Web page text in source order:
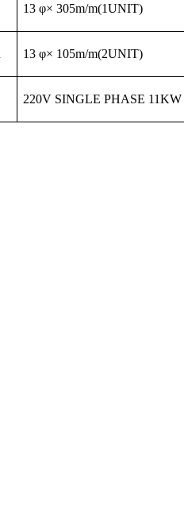
13φ× 305m/m(1UNIT)
13φ× 105m/m(2UNIT)
220V SINGLE PHASE 11KW